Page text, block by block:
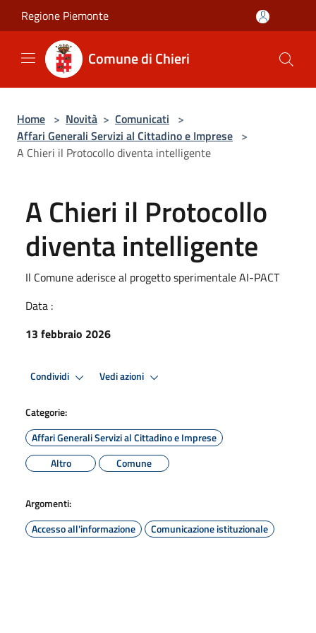
Salta al contenuto principale
Regione Piemonte
Comune di Chieri
Home > Novità > Comunicati >
Affari Generali Servizi al Cittadino e Imprese >
A Chieri il Protocollo diventa intelligente
A Chieri il Protocollo
diventa intelligente
Il Comune aderisce al progetto sperimentale AI-PACT
Data :
13 febbraio 2026
Condividi Vedi azioni
Categorie:
Affari Generali Servizi al Cittadino e Imprese
Altro
Comune
Argomenti:
Accesso all'informazione
Comunicazione istituzionale